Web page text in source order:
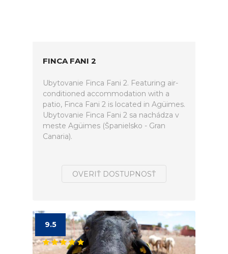
FINCA FANI 2
Ubytovanie Finca Fani 2. Featuring air-
conditioned accommodation with a
patio, Finca Fani 2 is located in Agüimes.
Ubytovanie Finca Fani 2 sa nachádza v
meste Agüimes (Španielsko - Gran
Canaria).
OVERIŤ DOSTUPNOSŤ
9.5